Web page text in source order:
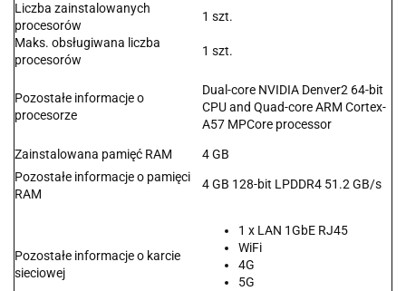
Liczba zainstalowanych
procesorów
1 szt.
Maks. obsługiwana liczba
procesorów
1 szt.
Pozostałe informacje o
procesorze
Dual-core NVIDIA Denver2 64-bit
CPU and Quad-core ARM Cortex-
A57 MPCore processor
Zainstalowana pamięć RAM
4 GB
Pozostałe informacje o pamięci
RAM
4 GB 128-bit LPDDR4 51.2 GB/s
Pozostałe informacje o karcie
sieciowej
1 x LAN 1GbE RJ45
WiFi
4G
5G